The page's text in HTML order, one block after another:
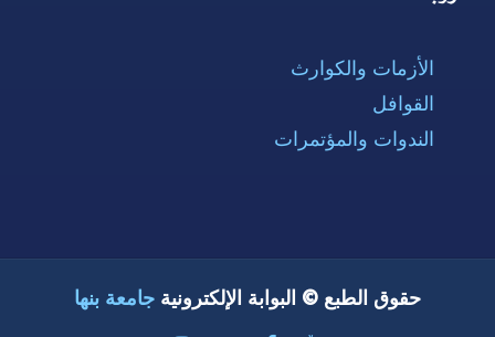
الأزمات والكوارث
القوافل
الندوات والمؤتمرات
حقوق الطبع © البوابة الإلكترونية جامعة بنها